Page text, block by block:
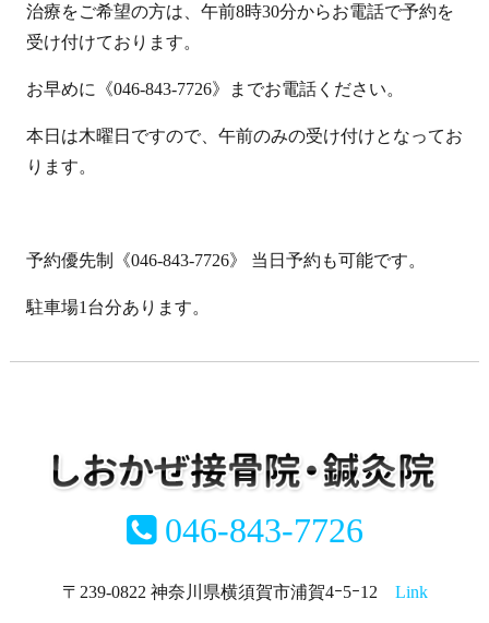
治療をご希望の方は、午前8時30分からお電話で予約を
受け付けております。
お早めに《046-843-7726》までお電話ください。
本日は木曜日ですので、午前のみの受け付けとなってお
ります。
予約優先制《046-843-7726》 当日予約も可能です。
駐車場1台分あります。
046-843-7726
〒239-0822 神奈川県横須賀市浦賀4ｰ5ｰ12 Link